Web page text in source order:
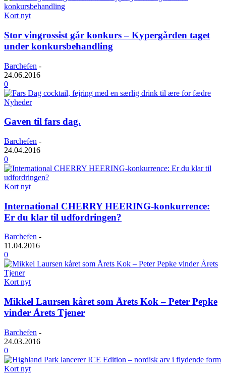
Kort nyt
Stor vingrossist går konkurs – Kypergården taget
under konkursbehandling
Barchefen -
24.06.2016
0
Nyheder
Gaven til fars dag.
Barchefen -
24.04.2016
0
Kort nyt
International CHERRY HEERING-konkurrence:
Er du klar til udfordringen?
Barchefen -
11.04.2016
0
Kort nyt
Mikkel Laursen kåret som Årets Kok – Peter Pepke
vinder Årets Tjener
Barchefen -
24.03.2016
0
Kort nyt